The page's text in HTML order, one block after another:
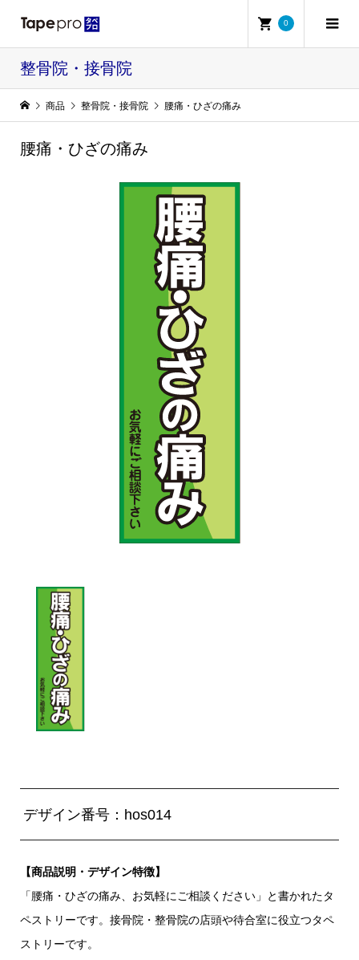
0
整骨院・接骨院
商品 整骨院・接骨院 腰痛・ひざの痛み
腰痛・ひざの痛み
デザイン番号：hos014
【商品説明・デザイン特徴】
「腰痛・ひざの痛み、お気軽にご相談ください」と書かれたタ
ペストリーです。接骨院・整骨院の店頭や待合室に役立つタペ
ストリーです。